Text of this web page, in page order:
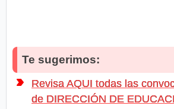
Te sugerimos:
Revisa AQUI todas las
de DIRECCIÓN DE